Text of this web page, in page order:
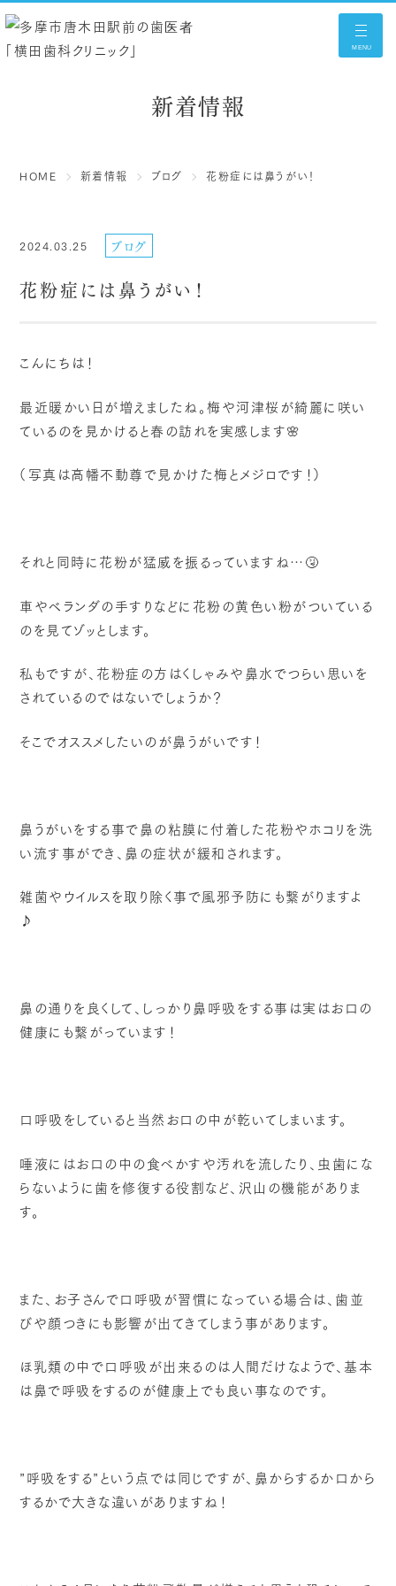
新着情報
HOME 新着情報 ブログ 花粉症には鼻うがい！
2024.03.25 ブログ
花粉症には鼻うがい！
こんにちは！
最近暖かい日が増えましたね。梅や河津桜が綺麗に咲い
ているのを見かけると春の訪れを実感します🌸
（写真は高幡不動尊で見かけた梅とメジロです！）
それと同時に花粉が猛威を振るっていますね…🤧
車やベランダの手すりなどに花粉の黄色い粉がついている
のを見てゾッとします。
私もですが、花粉症の方はくしゃみや鼻水でつらい思いを
されているのではないでしょうか？
そこでオススメしたいのが鼻うがいです！
鼻うがいをする事で鼻の粘膜に付着した花粉やホコリを洗
い流す事ができ、鼻の症状が緩和されます。
雑菌やウイルスを取り除く事で風邪予防にも繋がりますよ
♪
鼻の通りを良くして、しっかり鼻呼吸をする事は実はお口の
健康にも繋がっています！
口呼吸をしていると当然お口の中が乾いてしまいます。
唾液にはお口の中の食べかすや汚れを流したり、虫歯にな
らないように歯を修復する役割など、沢山の機能がありま
す。
また、お子さんで口呼吸が習慣になっている場合は、歯並
びや顔つきにも影響が出てきてしまう事があります。
ほ乳類の中で口呼吸が出来るのは人間だけなようで、基本
は鼻で呼吸をするのが健康上でも良い事なのです。
”呼吸をする”という点では同じですが、鼻からするか口から
するかで大きな違いがありますね！
MENU